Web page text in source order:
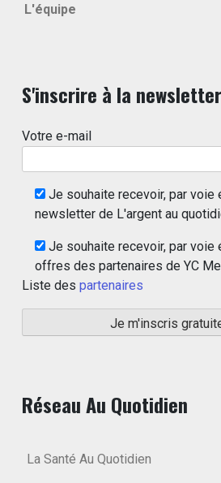
L'équipe
S'inscrire à la newsletter
Votre e-mail
Je souhaite recevoir, par voie
newsletter de L'argent au
Je souhaite recevoir, par voie
offres des partenaires de YC
Liste des partenaires
Réseau Au Quotidien
La Santé Au Quotidien